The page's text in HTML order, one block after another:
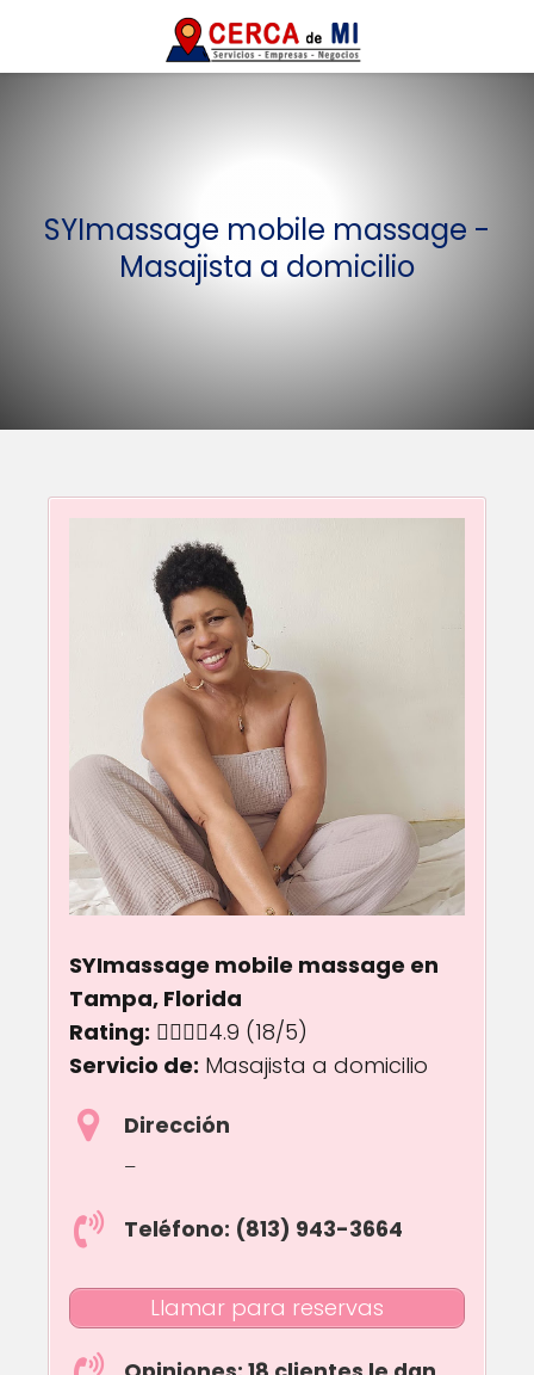
SYImassage mobile massage -
Masajista a domicilio
SYImassage mobile massage en
Tampa, Florida
Rating:
4.9 out of 5.0 stars
4.9 (18/5)
Servicio de: Masajista a domicilio
Dirección
–
Teléfono: (813) 943-3664
Llamar para reservas